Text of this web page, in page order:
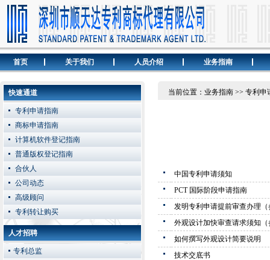
首页 关于我们 人员介绍 业务指南
快速通道
专利申请指南
商标申请指南
计算机软件登记指南
普通版权登记指南
合伙人
公司动态
高级顾问
专利转让购买
人才招聘
专利总监
当前位置：业务指南 >> 专利申
中国专利申请须知
PCT 国际阶段申请指南
发明专利申请提前审查办理（
外观设计加快审查请求须知（
如何撰写外观设计简要说明
技术交底书